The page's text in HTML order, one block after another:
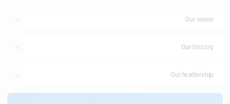
Our vision
Our history
Our leadership